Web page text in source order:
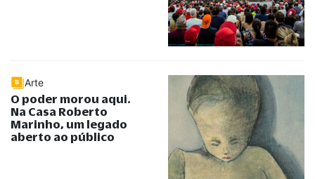
Arte
O poder morou aqui.
Na Casa Roberto
Marinho, um legado
aberto ao público